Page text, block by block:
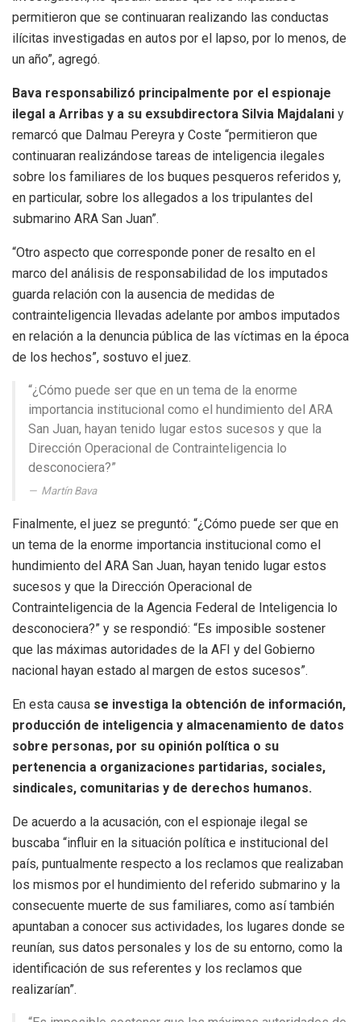
permitieron que se continuaran realizando las conductas
ilícitas investigadas en autos por el lapso, por lo menos, de
un año”, agregó.
Bava responsabilizó principalmente por el espionaje
ilegal a Arribas y a su exsubdirectora Silvia Majdalani y
remarcó que Dalmau Pereyra y Coste “permitieron que
continuaran realizándose tareas de inteligencia ilegales
sobre los familiares de los buques pesqueros referidos y,
en particular, sobre los allegados a los tripulantes del
submarino ARA San Juan”.
“Otro aspecto que corresponde poner de resalto en el
marco del análisis de responsabilidad de los imputados
guarda relación con la ausencia de medidas de
contrainteligencia llevadas adelante por ambos imputados
en relación a la denuncia pública de las víctimas en la época
de los hechos”, sostuvo el juez.
“¿Cómo puede ser que en un tema de la enorme
importancia institucional como el hundimiento del ARA
San Juan, hayan tenido lugar estos sucesos y que la
Dirección Operacional de Contrainteligencia lo
desconociera?”
Martín Bava
Finalmente, el juez se preguntó: “¿Cómo puede ser que en
un tema de la enorme importancia institucional como el
hundimiento del ARA San Juan, hayan tenido lugar estos
sucesos y que la Dirección Operacional de
Contrainteligencia de la Agencia Federal de Inteligencia lo
desconociera?” y se respondió: “Es imposible sostener
que las máximas autoridades de la AFI y del Gobierno
nacional hayan estado al margen de estos sucesos”.
En esta causa se investiga la obtención de información,
producción de inteligencia y almacenamiento de datos
sobre personas, por su opinión política o su
pertenencia a organizaciones partidarias, sociales,
sindicales, comunitarias y de derechos humanos.
De acuerdo a la acusación, con el espionaje ilegal se
buscaba “influir en la situación política e institucional del
país, puntualmente respecto a los reclamos que realizaban
los mismos por el hundimiento del referido submarino y la
consecuente muerte de sus familiares, como así también
apuntaban a conocer sus actividades, los lugares donde se
reunían, sus datos personales y los de su entorno, como la
identificación de sus referentes y los reclamos que
realizarían”.